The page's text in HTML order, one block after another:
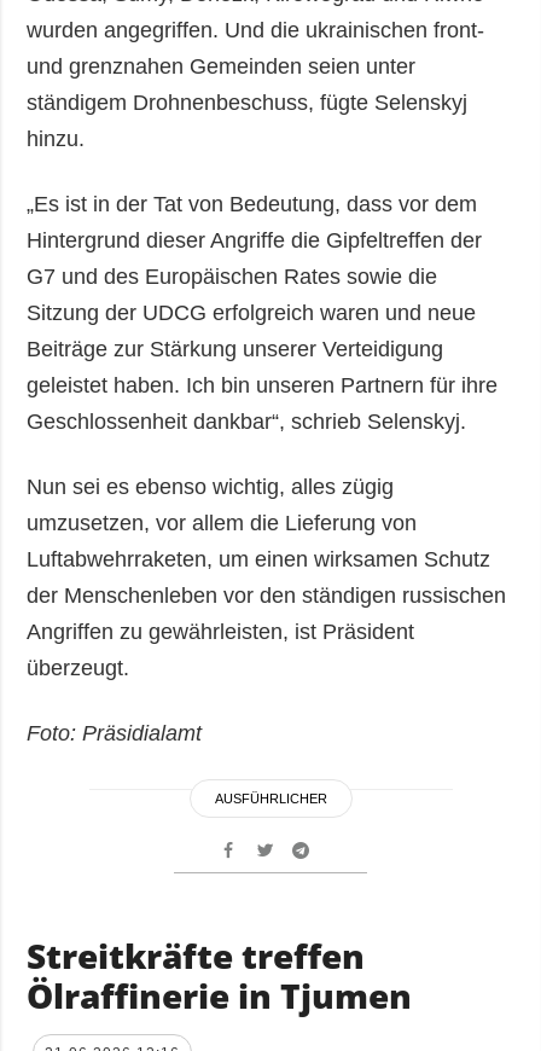
wurden angegriffen. Und die ukrainischen front-
und grenznahen Gemeinden seien unter
ständigem Drohnenbeschuss, fügte Selenskyj
hinzu.
„Es ist in der Tat von Bedeutung, dass vor dem
Hintergrund dieser Angriffe die Gipfeltreffen der
G7 und des Europäischen Rates sowie die
Sitzung der UDCG erfolgreich waren und neue
Beiträge zur Stärkung unserer Verteidigung
geleistet haben. Ich bin unseren Partnern für ihre
Geschlossenheit dankbar“, schrieb Selenskyj.
Nun sei es ebenso wichtig, alles zügig
umzusetzen, vor allem die Lieferung von
Luftabwehrraketen, um einen wirksamen Schutz
der Menschenleben vor den ständigen russischen
Angriffen zu gewährleisten, ist Präsident
überzeugt.
Foto: Präsidialamt
AUSFÜHRLICHER
Streitkräfte treffen
Ölraffinerie in Tjumen